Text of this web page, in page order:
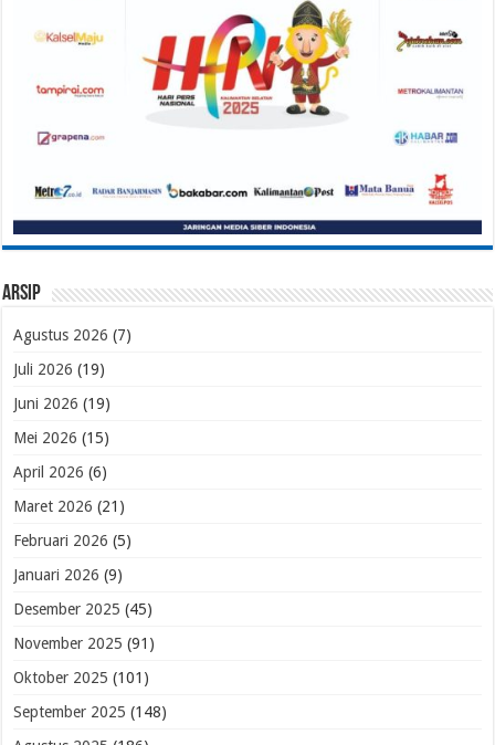
Arsip
Agustus 2026 (7)
Juli 2026 (19)
Juni 2026 (19)
Mei 2026 (15)
April 2026 (6)
Maret 2026 (21)
Februari 2026 (5)
Januari 2026 (9)
Desember 2025 (45)
November 2025 (91)
Oktober 2025 (101)
September 2025 (148)